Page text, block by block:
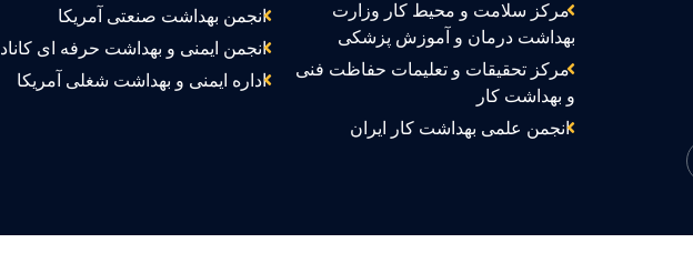
مرکز سلامت و محیط کار وزارت
بهداشت درمان و آموزش پزشکی
مرکز تحقیقات و تعلیمات حفاظت فنی
و بهداشت کار
انجمن علمی بهداشت کار ایران
انجمن بهداشت صنعتی آمریکا
انجمن ایمنی و بهداشت حرفه ای کانادا
اداره ایمنی و بهداشت شغلی آمریکا